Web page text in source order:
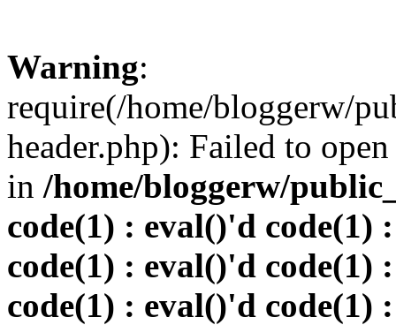
Warning:
require(/home/bloggerw/
header.php): Failed to
in /home/bloggerw/
code(1) : eval()'d code(1)
code(1) : eval()'d code(1)
code(1) : eval()'d code(1)